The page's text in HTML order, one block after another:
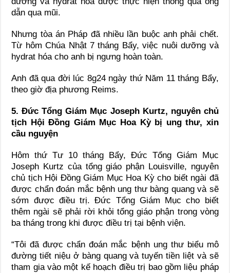
dẫn qua mũi.
Nhưng tòa án Pháp đã nhiều lần buộc anh phải chết.
Từ hôm Chúa Nhật 7 tháng Bẩy, việc nuôi dưỡng và
hydrat hóa cho anh bị ngưng hoàn toàn.
Anh đã qua đời lúc 8g24 ngày thứ Năm 11 tháng Bẩy,
theo giờ địa phương Reims.
5. Đức Tổng Giám Mục Joseph Kurtz, nguyên chủ
tịch Hội Đồng Giám Mục Hoa Kỳ bị ung thư, xin
cầu nguyện
Hôm thứ Tư 10 tháng Bẩy, Đức Tổng Giám Mục
Joseph Kurtz của tổng giáo phận Louisville, nguyên
chủ tịch Hội Đồng Giám Mục Hoa Kỳ cho biết ngài đã
được chẩn đoán mắc bệnh ung thư bàng quang và sẽ
sớm được điều trị. Đức Tổng Giám Mục cho biết
thêm ngài sẽ phải rời khỏi tổng giáo phận trong vòng
ba tháng trong khi được điều trị tại bệnh viện.
“Tôi đã được chẩn đoán mắc bệnh ung thư biểu mô
đường tiết niệu ở bàng quang và tuyến tiền liệt và sẽ
tham gia vào một kế hoạch điều trị bao gồm liệu pháp